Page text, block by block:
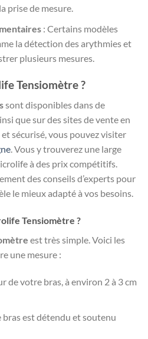
prise de mesure.
: Certains modèles
la détection des arythmies et
plusieurs mesures.
Tensiomètre ?
sont disponibles dans de
que sur des sites de vente en
sécurisé, vous pouvez visiter
. Vous y trouverez une large
à des prix compétitifs.
des conseils d’experts pour
le mieux adapté à vos besoins.
Tensiomètre ?
est très simple. Voici les
une mesure :
de votre bras, à environ 2 à 3 cm
est détendu et soutenu